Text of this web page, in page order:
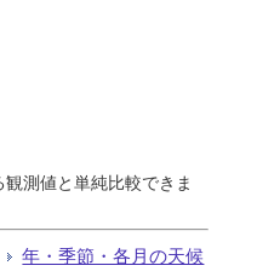
測値と単純比較できま
年・季節・各月の天候